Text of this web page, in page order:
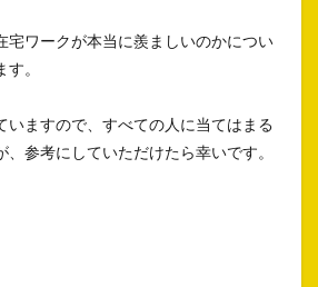
宅ワークが本当に羨ましいのかについ
。
いますので、すべての人に当てはまる
参考にしていただけたら幸いです。